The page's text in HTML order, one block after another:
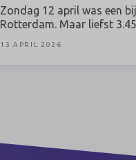
Zondag 12 april was een
Rotterdam. Maar liefst
die geraakt is door kanker.
13 APRIL 2026